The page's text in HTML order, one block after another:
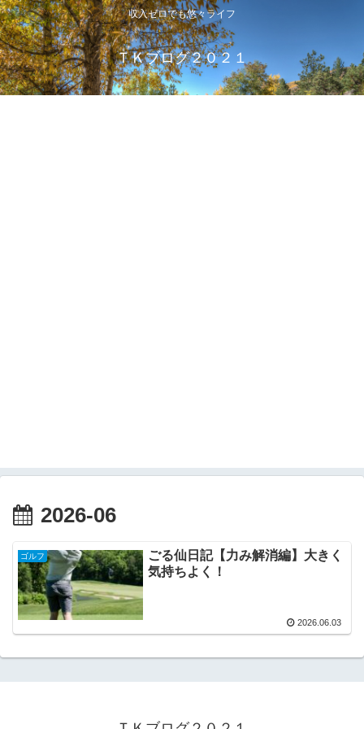
収入ゼロでも悠々ライフ
ＴＫブログ２０２１
2026-06
ゴルフ
ごる仙日記【力み解消編】大きく
気持ちよく！
2026.06.03